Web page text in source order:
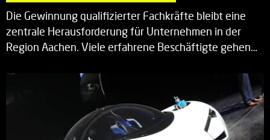
Die Gewinnung qualifizierter Fachkräfte bleibt eine
zentrale Herausforderung für Unternehmen in der
Region Aachen. Viele erfahrene Beschäftigte gehen…